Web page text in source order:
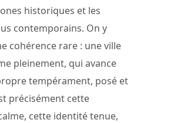
historiques et les
contemporains. On y
cohérence rare : une ville
pleinement, qui avance
tempérament, posé et
précisément cette
cette identité tenue,